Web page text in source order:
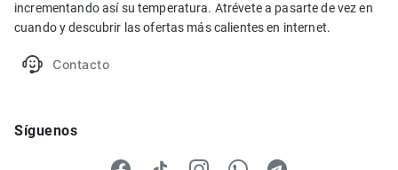
incrementando así su temperatura. Atrévete a pasarte de vez en
cuando y descubrir las ofertas más calientes en internet.
Contacto
Síguenos